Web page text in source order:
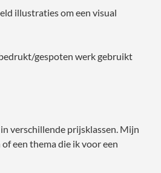
illustraties om een visual
gespoten werk gebruikt
verschillende prijsklassen. Mijn
een thema die ik voor een